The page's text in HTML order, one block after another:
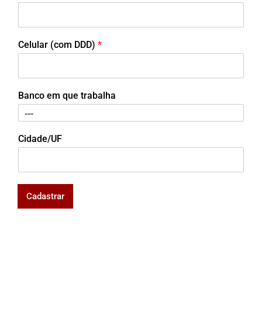
Celular (com DDD) *
Banco em que trabalha
Cidade/UF
Cadastrar